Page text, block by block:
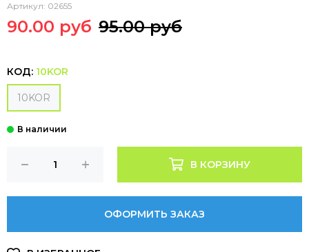
Артикул: 02655
90.00 руб 95.00 руб
КОД: 10KOR
10KOR
В КОРЗИНУ
ОФОРМИТЬ ЗАКАЗ